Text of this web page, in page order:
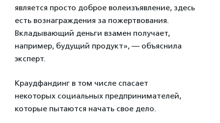
является просто доброе волеизъявление, здесь
есть вознаграждения за пожертвования.
Вкладывающий деньги взамен получает,
например, будущий продукт», — объяснила
эксперт.
Краудфандинг в том числе спасает
некоторых социальных предпринимателей,
которые пытаются начать свое дело.